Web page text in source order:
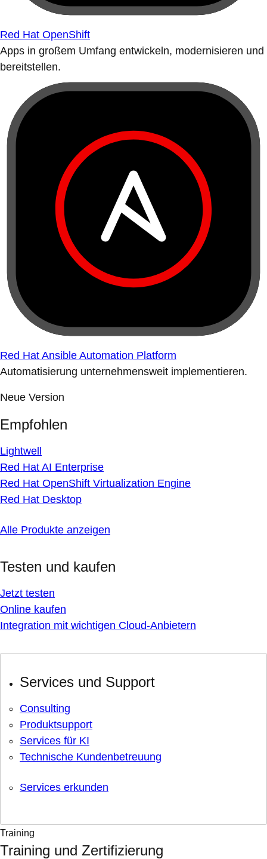
Red Hat OpenShift
Apps in großem Umfang entwickeln, modernisieren und
bereitstellen.
Red Hat Ansible Automation Platform
Automatisierung unternehmensweit implementieren.
Neue Version
Empfohlen
Lightwell
Red Hat AI Enterprise
Red Hat OpenShift Virtualization Engine
Red Hat Desktop
Alle Produkte anzeigen
Testen und kaufen
Jetzt testen
Online kaufen
Integration mit wichtigen Cloud-Anbietern
Services und Support
Consulting
Produktsupport
Services für KI
Technische Kundenbetreuung
Services erkunden
Training
Training und Zertifizierung